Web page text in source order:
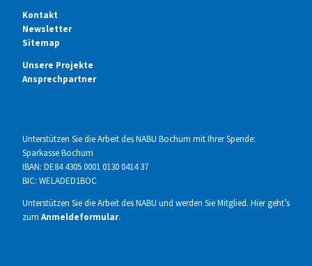
Kontakt
Newsletter
Sitemap
Unsere Projekte
Ansprechpartner
Unterstützen Sie die Arbeit des NABU Bochum mit Ihrer Spende:
Sparkasse Bochum
IBAN: DE84 4305 0001 0130 0414 37
BIC: WELADED1BOC
Unterstützen Sie die Arbeit des NABU und werden Sie Mitglied. Hier geht’s
zum Anmeldeformular.